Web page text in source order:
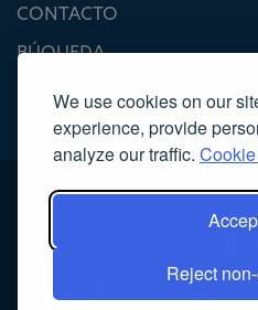
We use cookies on our
experience, provide
analyze our traffic.
Reject
CONTACTO
BÚQUEDA
Copyright 2022, Asociación de